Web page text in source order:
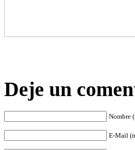
Deje un
Nombre
E-Mail